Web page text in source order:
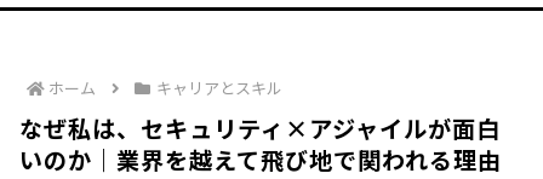
ホーム キャリアとスキル
なぜ私は、セキュリティ×アジャイルが面白
いのか｜業界を越えて飛び地で関われる理由